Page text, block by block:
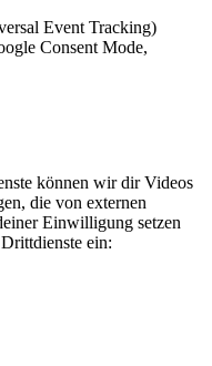
Event Tracking)
Consent Mode,
können wir dir Videos
die von externen
Einwilligung setzen
ein: